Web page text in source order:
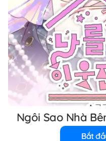
Ngôi Sao Nhà
Bắt